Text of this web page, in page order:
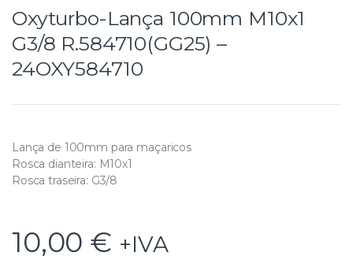
Oxyturbo-Lança 100mm M10x1
G3/8 R.584710(GG25) –
24OXY584710
Lança de 100mm para maçaricos
Rosca dianteira: M10x1
Rosca traseira: G3/8
10,00 € +IVA